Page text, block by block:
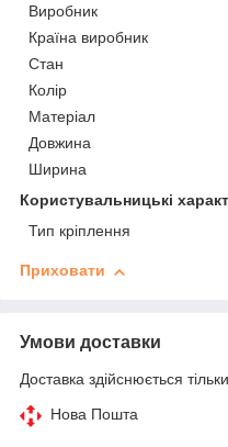
Виробник
Країна виробник
Стан
Колір
Матеріал
Довжина
Ширина
Користувальницькі
Тип кріплення
Приховати
Умови доставки
Доставка здійснюється
Нова Пошта